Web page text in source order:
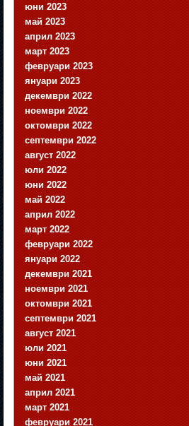
юни 2023
май 2023
април 2023
март 2023
февруари 2023
януари 2023
декември 2022
ноември 2022
октомври 2022
септември 2022
август 2022
юли 2022
юни 2022
май 2022
април 2022
март 2022
февруари 2022
януари 2022
декември 2021
ноември 2021
октомври 2021
септември 2021
август 2021
юли 2021
юни 2021
май 2021
април 2021
март 2021
февруари 2021